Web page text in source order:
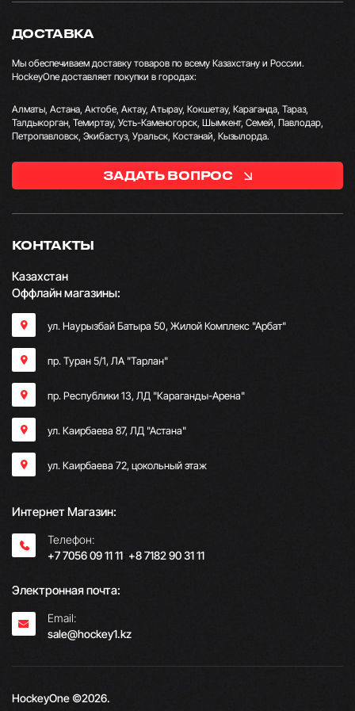
КОНТАКТЫ
Казахстан
Оффлайн магазины:
ул. Наурызбай Батыра 50, Жилой Комплекс "Арбат"
пр. Туран 5/1, ЛА "Тарлан"
пр. Республики 13, ​ЛД "Караганды-Арена"
ул. Каирбаева 87, ЛД "Астана"
ул. Каирбаева 72, цокольный этаж
Интернет Магазин:
Телефон:
+7 7056 09 11 11; +8 7182 90 31 11
Электронная почта:
Email:
sale@hockey1.kz
ДОСТАВКА
Мы обеспечиваем доставку товаров по всему Казахстану и России.
HockeyOne доставляет покупки в городах:
Алматы, Астана, Актобе, Актау, Атырау, Кокшетау, Караганда, Тараз,
Талдыкорган, Темиртау, Усть-Каменогорск, Шымкент, Семей, Павлодар,
Петропавловск, Экибастуз, Уральск, Костанай, Кызылорда.
ЗАДАТЬ ВОПРОС
HockeyOne ©2026.